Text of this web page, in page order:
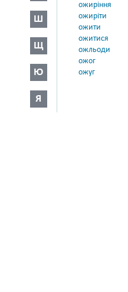
Ш
Щ
Ю
Я
ожиріння
ожиріти
ожити
ожитися
ожльоди
ожог
ожуг